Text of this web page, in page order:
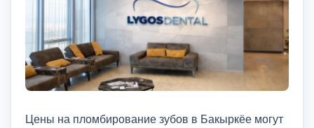
Цены на пломбирование зубов в Бакыркёе могут